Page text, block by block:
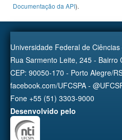
Documentação da API).
Universidade Federal de
Rua Sarmento Leite, 245 - Bairro
CEP: 90050-170 - Porto Alegre/
facebook.com/UFCSPA -
Fone +55 (51) 3303-9000
Desenvolvido pelo